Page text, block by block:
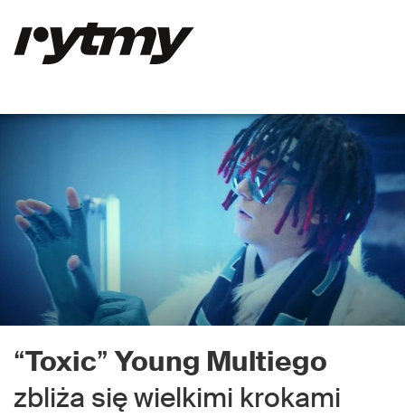
“Toxic”Young Multiego
zbliża się wielkimi krokami